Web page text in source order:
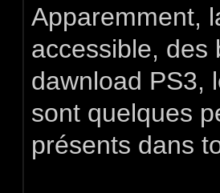
Apparemment,
accessible, des
dawnload PS3,
sont quelques
présents dans